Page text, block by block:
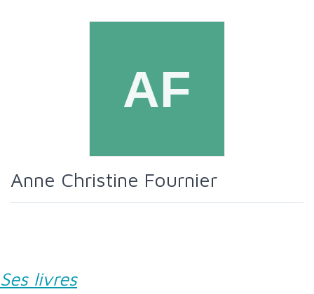
Anne Christine Fournier
Ses livres